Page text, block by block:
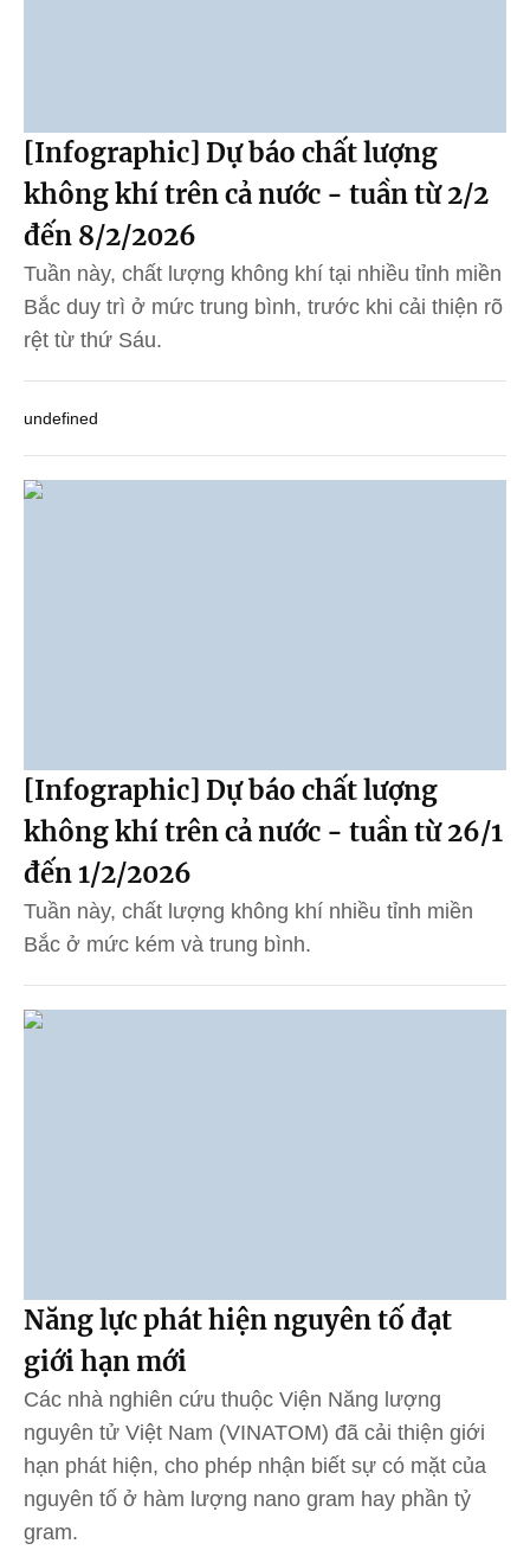
[Infographic] Dự báo chất lượng
không khí trên cả nước - tuần từ 2/2
đến 8/2/2026
Tuần này, chất lượng không khí tại nhiều tỉnh miền
Bắc duy trì ở mức trung bình, trước khi cải thiện rõ
rệt từ thứ Sáu.
undefined
[Infographic] Dự báo chất lượng
không khí trên cả nước - tuần từ 26/1
đến 1/2/2026
Tuần này, chất lượng không khí nhiều tỉnh miền
Bắc ở mức kém và trung bình.
Năng lực phát hiện nguyên tố đạt
giới hạn mới
Các nhà nghiên cứu thuộc Viện Năng lượng
nguyên tử Việt Nam (VINATOM) đã cải thiện giới
hạn phát hiện, cho phép nhận biết sự có mặt của
nguyên tố ở hàm lượng nano gram hay phần tỷ
gram.